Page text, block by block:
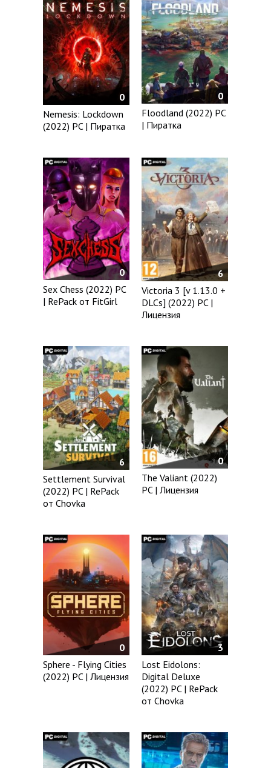
0
Nemesis: Lockdown
(2022) PC | Пиратка
0
Floodland (2022) PC
| Пиратка
0
Sex Chess (2022) PC
| RePack от FitGirl
6
Victoria 3 [v 1.13.0 +
DLCs] (2022) PC |
Лицензия
6
Settlement Survival
(2022) PC | RePack
от Chovka
0
The Valiant (2022)
PC | Лицензия
0
Sphere - Flying Cities
(2022) PC | Лицензия
3
Lost Eidolons:
Digital Deluxe
(2022) PC | RePack
от Chovka